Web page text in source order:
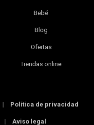
Bebé
Blog
Ofertas
Tiendas online
| Política de privacidad
| Aviso legal